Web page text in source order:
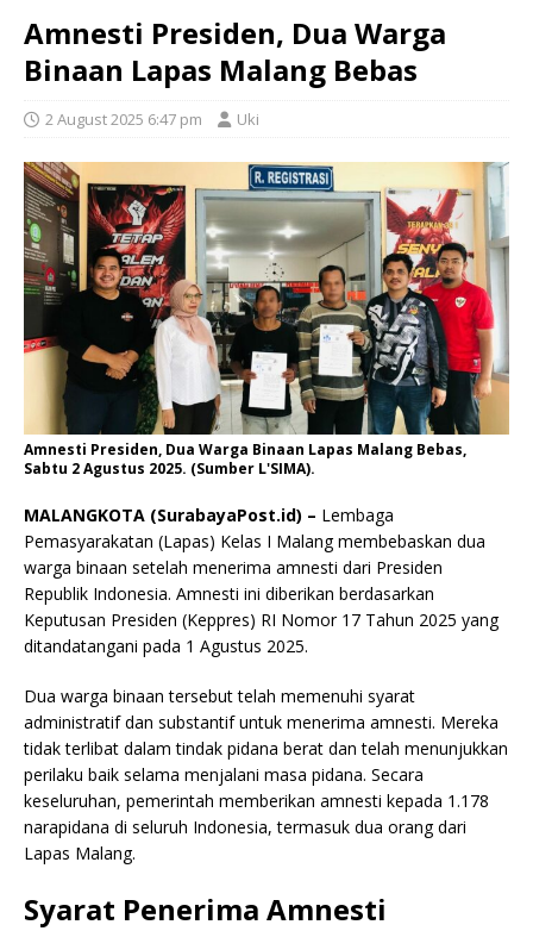
Amnesti Presiden, Dua Warga
Binaan Lapas Malang Bebas
2 August 2025 6:47 pm Uki
Amnesti Presiden, Dua Warga Binaan Lapas Malang Bebas,
Sabtu 2 Agustus 2025. (Sumber L'SIMA).
MALANGKOTA (SurabayaPost.id) – Lembaga
Pemasyarakatan (Lapas) Kelas I Malang membebaskan dua
warga binaan setelah menerima amnesti dari Presiden
Republik Indonesia. Amnesti ini diberikan berdasarkan
Keputusan Presiden (Keppres) RI Nomor 17 Tahun 2025 yang
ditandatangani pada 1 Agustus 2025.
Dua warga binaan tersebut telah memenuhi syarat
administratif dan substantif untuk menerima amnesti. Mereka
tidak terlibat dalam tindak pidana berat dan telah menunjukkan
perilaku baik selama menjalani masa pidana. Secara
keseluruhan, pemerintah memberikan amnesti kepada 1.178
narapidana di seluruh Indonesia, termasuk dua orang dari
Lapas Malang.
Syarat Penerima Amnesti